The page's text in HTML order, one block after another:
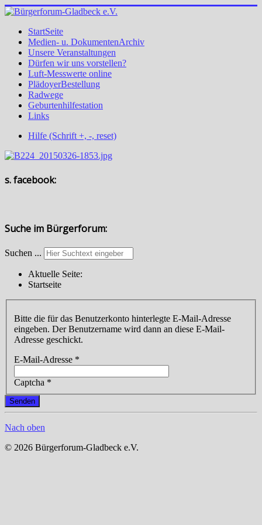
StartSeite
Medien- u. DokumentenArchiv
Unsere Veranstaltungen
Dürfen wir uns vorstellen?
Luft-Messwerte online
PlädoyerBestellung
Radwege
Geburtenhilfestation
Links
Hilfe (Schrift +, -, reset)
s. facebook:
Suche im Bürgerforum:
Suchen ...
Aktuelle Seite:
Startseite
Bitte die für das Benutzerkonto hinterlegte E-Mail-Adresse
eingeben. Der Benutzername wird dann an diese E-Mail-
Adresse geschickt.
E-Mail-Adresse *
Captcha *
Senden
Nach oben
© 2026 Bürgerforum-Gladbeck e.V.